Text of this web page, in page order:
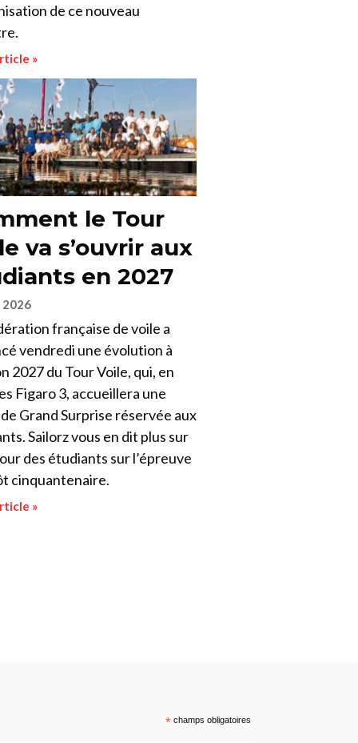
de ce nouveau
»
le Tour
va s’ouvrir aux
en 2027
2026
française de voile a
vendredi une évolution à
2027 du Tour Voile, qui, en
Figaro 3, accueillera une
Grand Surprise réservée aux
Sailorz vous en dit plus sur
des étudiants sur l’épreuve
cinquantenaire.
»
*champs obligatoires